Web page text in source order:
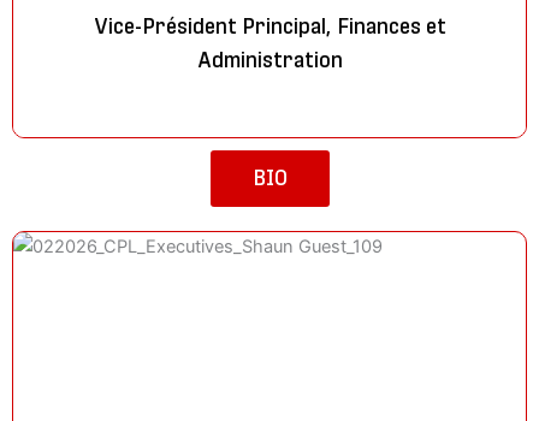
Vice-Président Principal, Finances et
Administration
BIO